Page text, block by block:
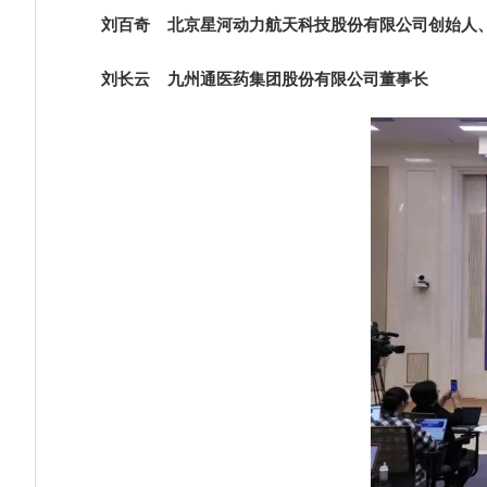
刘百奇 北京星河动力航天科技股份有限公司创始人
刘长云 九州通医药集团股份有限公司董事长